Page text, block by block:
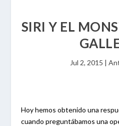
SIRI Y EL
Jul 2, 2015 |
Hoy hemos obtenido una
cuando preguntábamos una